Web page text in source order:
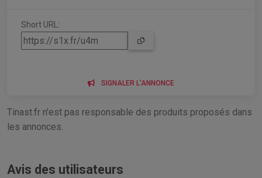
Short URL:
SIGNALER L'ANNONCE
Tinast.fr n'est pas responsable des produits proposés dans
les annonces.
Avis des utilisateurs